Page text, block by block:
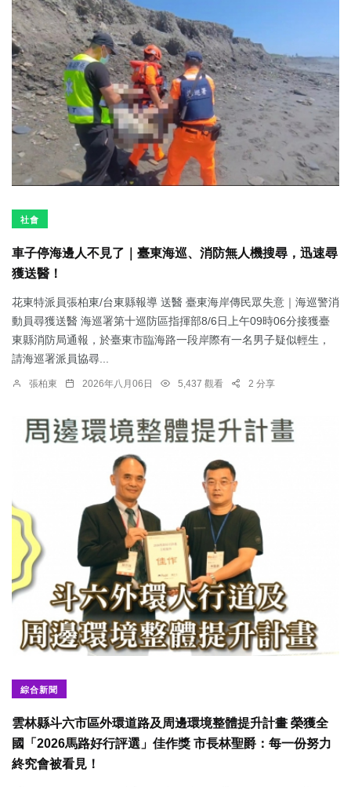
社會
車子停海邊人不見了｜臺東海巡、消防無人機搜尋，迅速尋
獲送醫！
花東特派員張柏東/台東縣報導 送醫 臺東海岸傳民眾失意｜海巡警消
動員尋獲送醫 海巡署第十巡防區指揮部8/6日上午09時06分接獲臺
東縣消防局通報，於臺東市臨海路一段岸際有一名男子疑似輕生，
請海巡署派員協尋...
張柏東 2026年八月06日 5,437 觀看 2 分享
綜合新聞
雲林縣斗六市區外環道路及周邊環境整體提升計畫 榮獲全
國「2026馬路好行評選」佳作獎 市長林聖爵：每一份努力
終究會被看見！